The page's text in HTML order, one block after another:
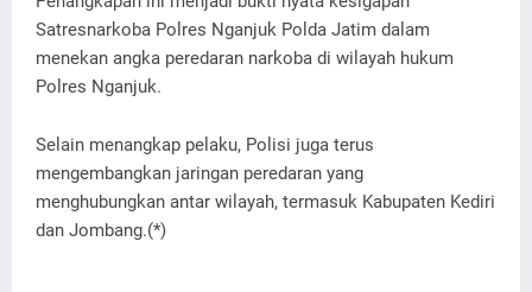
Satresnarkoba Polres Nganjuk Polda Jatim dalam
menekan angka peredaran narkoba di wilayah hukum
Polres Nganjuk.
Selain menangkap pelaku, Polisi juga terus
mengembangkan jaringan peredaran yang
menghubungkan antar wilayah, termasuk Kabupaten Kediri
dan Jombang.(*)